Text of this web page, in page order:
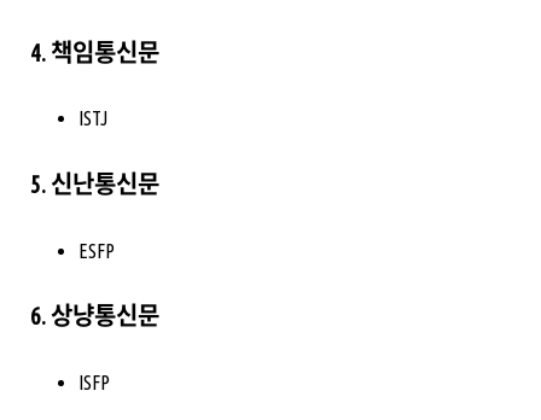
4. 책임통신문
ISTJ
5. 신난통신문
ESFP
6. 상냥통신문
ISFP